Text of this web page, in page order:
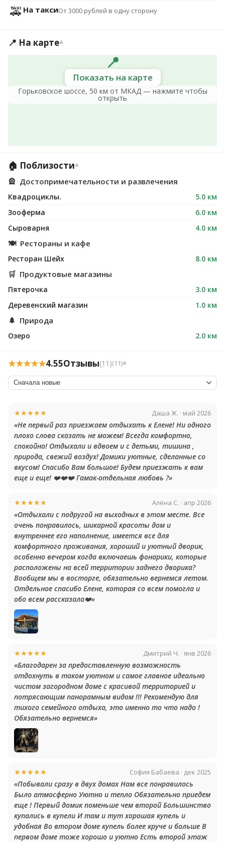
🚕 На таксиОт 3000 рублей в одну сторону
📍 На карте▾
📍
Показать на карте
Горьковское шоссе, 50 км от МКАД — нажмите чтобы
открыть
🏠 Поблизости▾
🎡 Достопримечательности и развлечения
Квадроциклы.
5.0 км
Зооферма
6.0 км
Сыроварня
4.0 км
🍽 Рестораны и кафе
Ресторан Шейх 8.0 км
🛒 Продуктовые магазины
Пятерочка
3.0 км
Деревенский магазин
1.0 км
🌲 Природа
Озеро 2.0 км
★★★★★4.55Отзывы(11)(11)▾
★★★★★ Даша Ж. · май 2026
«Не первый раз приезжаем отдыхать к Елене! Ни одного
плохо слова сказать не можем! Всегда комфортно,
спокойно! Отдыхали и вдвоем и с детьми, тишина ,
природа, свежий воздух! Домики уютные, сделанные со
вкусом! Спасибо Вам большое! Будем приезжать к вам
еще и еще! ❤️❤️❤️ Гамак-отдельная любовь ?»
★★★★★ Алёна С. · апр 2026
«Отдыхали с подругой на выходных в этом месте. Все
очень понравилось, шикарной красоты дом и
внутреннее его наполнение, имеется все для
комфортного проживания, хороший и уютный дворик,
особенно вечером когда включаешь фонарики, которые
расположены на всей территории заднего дворика?
Вообщем мы в восторге, обязательно вернемся летом.
Отдельное спасибо Елене, которая со всем помогла и
обо всем рассказала❤️»
★★★★★ Дмитрий Ч. · янв 2026
«Благодарен за предоставленную возможность
отдохнуть в таком уютном и самое главное идеально
чистом загородном доме с красивой территорией и
потрясающим панорамным видом !!! Рекомендую для
тихого семейного отдыха, это именно то что надо !
Обязательно вернемся»
★★★★★ София Бабаева · дек 2025
«Побывали сразу в двух домах Нам все понравилось
Было атмосферно Уютно и тепло Обязательно приедем
еще ! Первый домик поменьше чем второй Большинство
купались в купели И там и тут хорошая купель и
удобная Во втором доме купель более круче и больше В
первом доме тоже хорошо и уютно Есть второй этаж